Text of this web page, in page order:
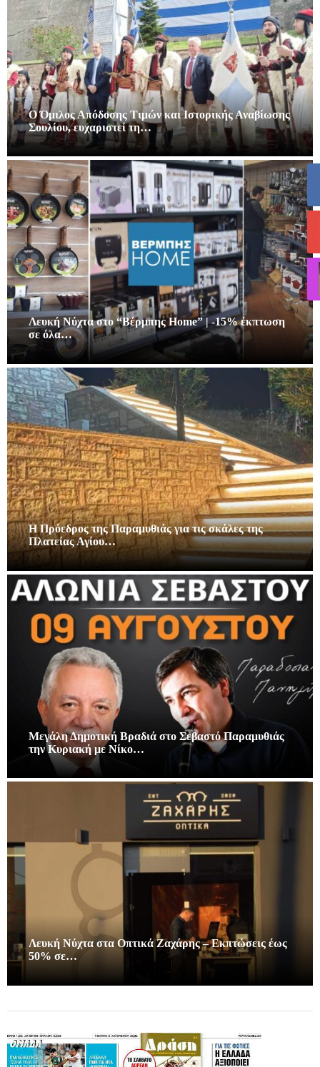
Ο Όμιλος Απόδοσης Τιμών και Ιστορικής Αναβίωσης
Σουλίου, ευχαριστεί τη…
Λευκή Νύχτα στο “Βέρμπης Home” | -15% έκπτωση
σε όλα…
Η Πρόεδρος της Παραμυθιάς για τις σκάλες της
Πλατείας Αγίου…
Μεγάλη Δημοτική Βραδιά στο Σεβαστό Παραμυθιάς
την Κυριακή με Νίκο…
Λευκή Νύχτα στα Οπτικά Ζαχάρης – Εκπτώσεις έως
50% σε…